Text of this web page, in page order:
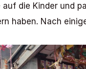
auf die Kinder und
haben. Nach